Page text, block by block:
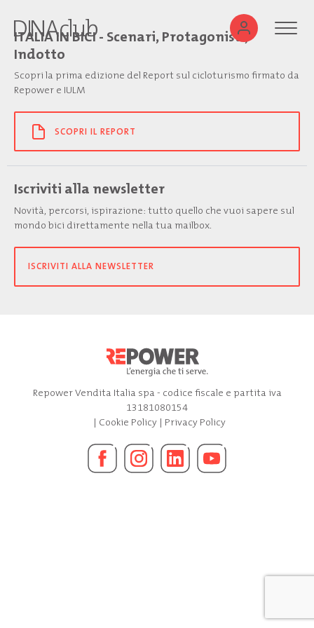
ITALIA IN BICI - Scenari, Protagonisti,
Indotto
Scopri la prima edizione del Report sul cicloturismo firmato da
Repower e IULM
SCOPRI IL REPORT
Iscriviti alla newsletter
Novità, percorsi, ispirazione: tutto quello che vuoi sapere sul
mondo bici direttamente nella tua mailbox.
ISCRIVITI ALLA NEWSLETTER
Repower Vendita Italia spa - codice fiscale e partita iva
13181080154
| Cookie Policy| Privacy Policy